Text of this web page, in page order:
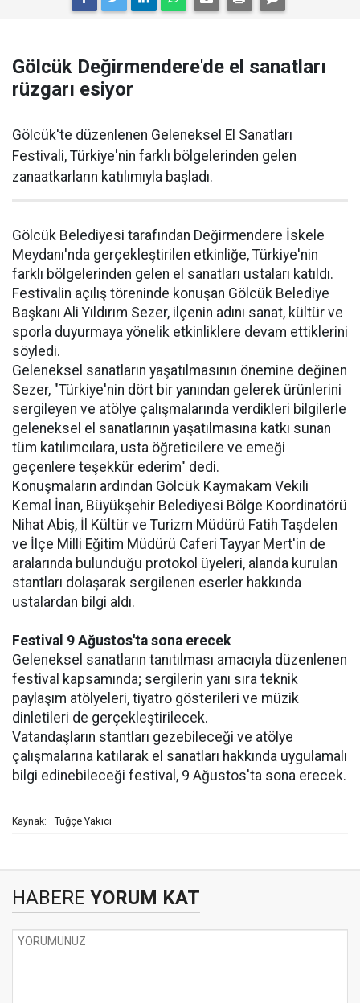
Gölcük Değirmendere'de el sanatları
rüzgarı esiyor
Gölcük'te düzenlenen Geleneksel El Sanatları
Festivali, Türkiye'nin farklı bölgelerinden gelen
zanaatkarların katılımıyla başladı.
Gölcük Belediyesi tarafından Değirmendere İskele
Meydanı'nda gerçekleştirilen etkinliğe, Türkiye'nin
farklı bölgelerinden gelen el sanatları ustaları katıldı.
Festivalin açılış töreninde konuşan Gölcük Belediye
Başkanı Ali Yıldırım Sezer, ilçenin adını sanat, kültür ve
sporla duyurmaya yönelik etkinliklere devam ettiklerini
söyledi.
Geleneksel sanatların yaşatılmasının önemine değinen
Sezer, "Türkiye'nin dört bir yanından gelerek ürünlerini
sergileyen ve atölye çalışmalarında verdikleri bilgilerle
geleneksel el sanatlarının yaşatılmasına katkı sunan
tüm katılımcılara, usta öğreticilere ve emeği
geçenlere teşekkür ederim" dedi.
Konuşmaların ardından Gölcük Kaymakam Vekili
Kemal İnan, Büyükşehir Belediyesi Bölge Koordinatörü
Nihat Abiş, İl Kültür ve Turizm Müdürü Fatih Taşdelen
ve İlçe Milli Eğitim Müdürü Caferi Tayyar Mert'in de
aralarında bulunduğu protokol üyeleri, alanda kurulan
stantları dolaşarak sergilenen eserler hakkında
ustalardan bilgi aldı.
Festival 9 Ağustos'ta sona erecek
Geleneksel sanatların tanıtılması amacıyla düzenlenen
festival kapsamında; sergilerin yanı sıra teknik
paylaşım atölyeleri, tiyatro gösterileri ve müzik
dinletileri de gerçekleştirilecek.
Vatandaşların stantları gezebileceği ve atölye
çalışmalarına katılarak el sanatları hakkında uygulamalı
bilgi edinebileceği festival, 9 Ağustos'ta sona erecek.
Kaynak: Tuğçe Yakıcı
HABERE YORUM KAT